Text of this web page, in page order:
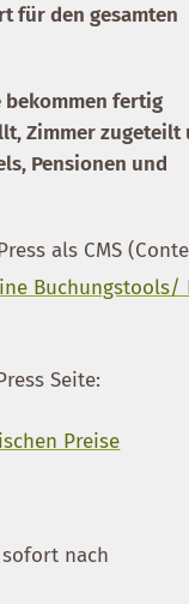
für den gesamten
bekommen fertig
Zimmer zugeteilt
Pensionen und
als CMS
Buchungstools/
Seite:
Preise
nach